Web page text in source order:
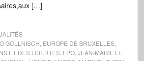
[…]
GOLLNISCH EUROPE DE BRUXELLES,
ET DES LIBERTÉS, FPÖ, JEAN-MARIE LE